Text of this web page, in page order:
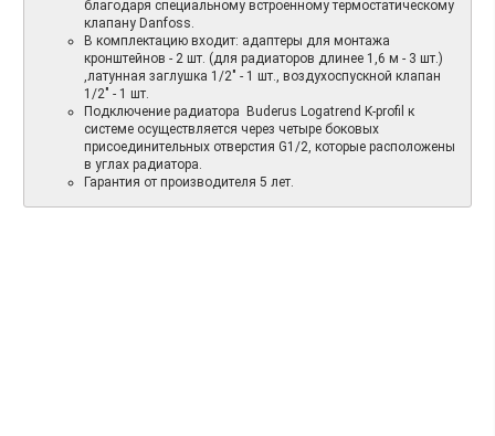
благодаря специальному встроенному термостатическому
клапану Danfoss.
В комплектацию входит: адаптеры для монтажа
кронштейнов - 2 шт. (для радиаторов длинее 1,6 м - 3 шт.)
,латунная заглушка 1/2" - 1 шт., воздухоспускной клапан
1/2" - 1 шт.
Подключение радиатора Buderus Logatrend K-profil к
системе осуществляется через четыре боковых
присоединительных отверстия G1/2, которые расположены
в углах радиатора.
Гарантия от производителя 5 лет.